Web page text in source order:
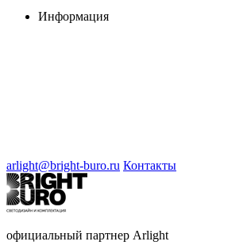
Информация
arlight@bright-buro.ru Контакты
официальный партнер Arlight